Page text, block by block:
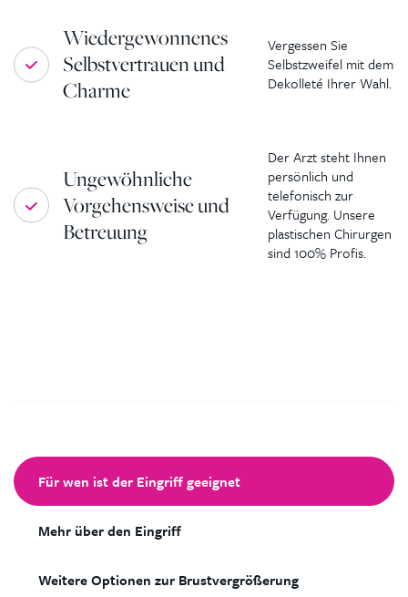
Wiedergewonnenes
Selbstvertrauen und
Charme
Vergessen Sie
Selbstzweifel mit dem
Dekolleté Ihrer Wahl.
Ungewöhnliche
Vorgehensweise und
Betreuung
Der Arzt steht Ihnen
persönlich und
telefonisch zur
Verfügung. Unsere
plastischen Chirurgen
sind 100% Profis.
Für wen ist der Eingriff geeignet
Mehr über den Eingriff
Weitere Optionen zur Brustvergrößerung